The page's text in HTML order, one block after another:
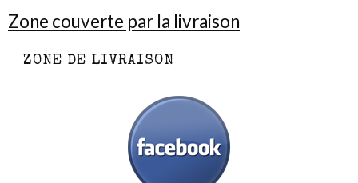
Zone couverte par la livraison
ZONE DE LIVRAISON